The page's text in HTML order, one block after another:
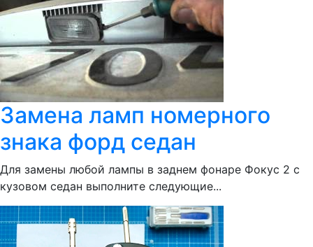
Замена ламп номерного
знака форд седан
Для замены любой лампы в заднем фонаре Фокус 2 с
кузовом седан выполните следующие...